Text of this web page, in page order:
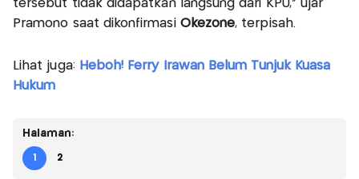
tersebut tidak didapatkan langsung dari KPU," ujar
Pramono saat dikonfirmasi Okezone, terpisah.
Lihat juga: Heboh! Ferry Irawan Belum Tunjuk Kuasa
Hukum
Halaman:
1 2